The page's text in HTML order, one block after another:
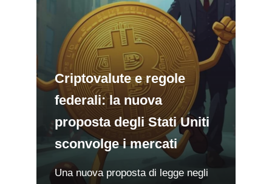
Criptovalute e regole
federali: la nuova
proposta degli Stati Uniti
sconvolge i mercati
Una nuova proposta di legge negli